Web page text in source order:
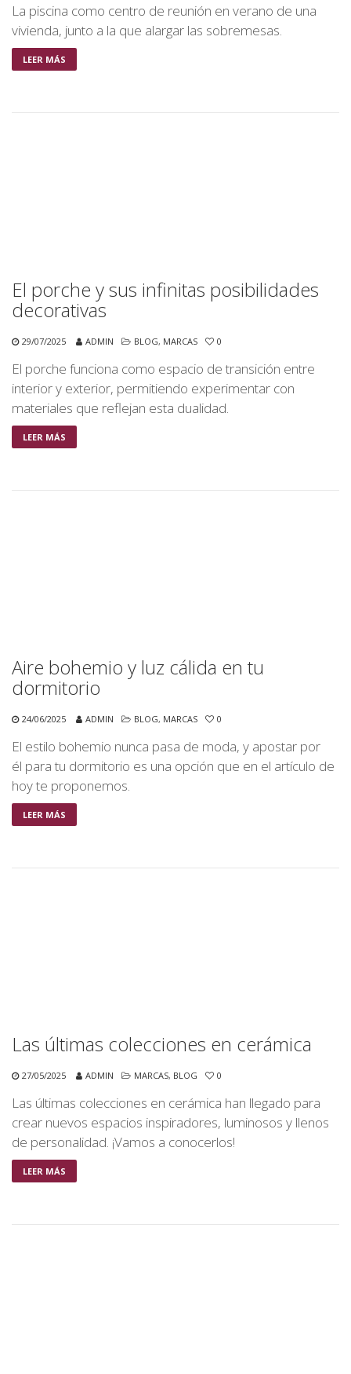
La piscina como centro de reunión en verano de una
vivienda, junto a la que alargar las sobremesas.
LEER MÁS
El porche y sus infinitas posibilidades
decorativas
29/07/2025 ADMIN BLOG, MARCAS 0
El porche funciona como espacio de transición entre
interior y exterior, permitiendo experimentar con
materiales que reflejan esta dualidad.
LEER MÁS
Aire bohemio y luz cálida en tu
dormitorio
24/06/2025 ADMIN BLOG, MARCAS 0
El estilo bohemio nunca pasa de moda, y apostar por
él para tu dormitorio es una opción que en el artículo de
hoy te proponemos.
LEER MÁS
Las últimas colecciones en cerámica
27/05/2025 ADMIN MARCAS, BLOG 0
Las últimas colecciones en cerámica han llegado para
crear nuevos espacios inspiradores, luminosos y llenos
de personalidad. ¡Vamos a conocerlos!
LEER MÁS